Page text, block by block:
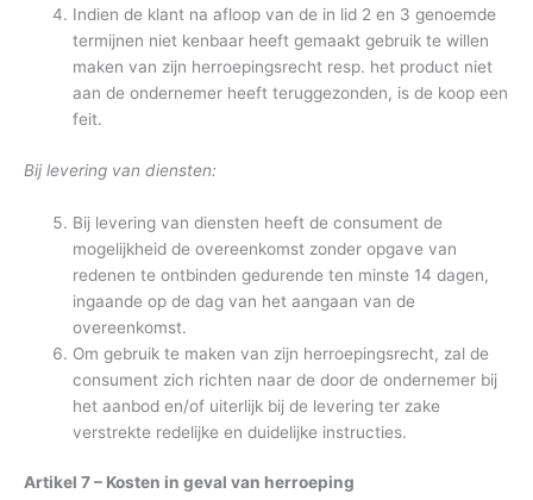
Indien de klant na afloop van de in lid 2 en 3 genoemde
termijnen niet kenbaar heeft gemaakt gebruik te willen
maken van zijn herroepingsrecht resp. het product niet
aan de ondernemer heeft teruggezonden, is de koop een
feit.
Bij levering van diensten:
Bij levering van diensten heeft de consument de
mogelijkheid de overeenkomst zonder opgave van
redenen te ontbinden gedurende ten minste 14 dagen,
ingaande op de dag van het aangaan van de
overeenkomst.
Om gebruik te maken van zijn herroepingsrecht, zal de
consument zich richten naar de door de ondernemer bij
het aanbod en/of uiterlijk bij de levering ter zake
verstrekte redelijke en duidelijke instructies.
Artikel 7 – Kosten in geval van herroeping